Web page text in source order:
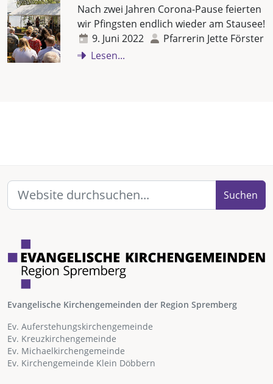
Nach zwei Jahren Corona-Pause feierten
wir Pfingsten endlich wieder am Stausee!
9. Juni 2022
Pfarrerin Jette Förster
Lesen...
Suchen
Evangelische Kirchengemeinden der Region Spremberg
Ev. Auferstehungskirchengemeinde
Ev. Kreuzkirchengemeinde
Ev. Michaelkirchengemeinde
Ev. Kirchengemeinde Klein Döbbern